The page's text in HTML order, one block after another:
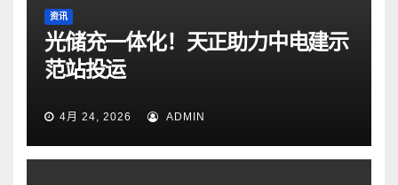
资讯
光储充一体化！天正助力中电建示
范站投运
4月 24, 2026 ADMIN